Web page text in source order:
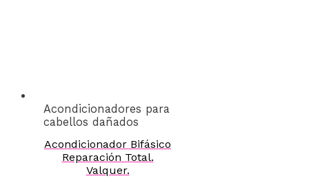
Acondicionadores para
cabellos dañados
Acondicionador Bifásico
Reparación Total.
Valquer.